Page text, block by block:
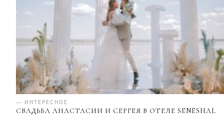
— ИНТЕРЕСНОЕ
СВАДЬБА АНАСТАСИИ И СЕРГЕЯ В ОТЕЛЕ SENESHAL